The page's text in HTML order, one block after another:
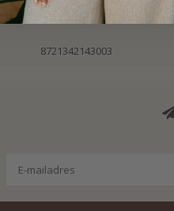
8721342143003